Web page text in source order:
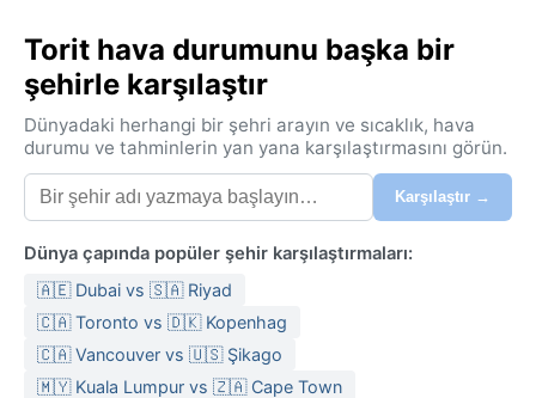
Torit hava durumunu başka bir
şehirle karşılaştır
Dünyadaki herhangi bir şehri arayın ve sıcaklık, hava
durumu ve tahminlerin yan yana karşılaştırmasını görün.
Karşılaştır →
Dünya çapında popüler şehir karşılaştırmaları:
🇦🇪 Dubai vs 🇸🇦 Riyad
🇨🇦 Toronto vs 🇩🇰 Kopenhag
🇨🇦 Vancouver vs 🇺🇸 Şikago
🇲🇾 Kuala Lumpur vs 🇿🇦 Cape Town